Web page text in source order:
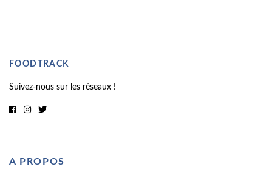
FOODTRACK
Suivez-nous sur les réseaux !
A PROPOS